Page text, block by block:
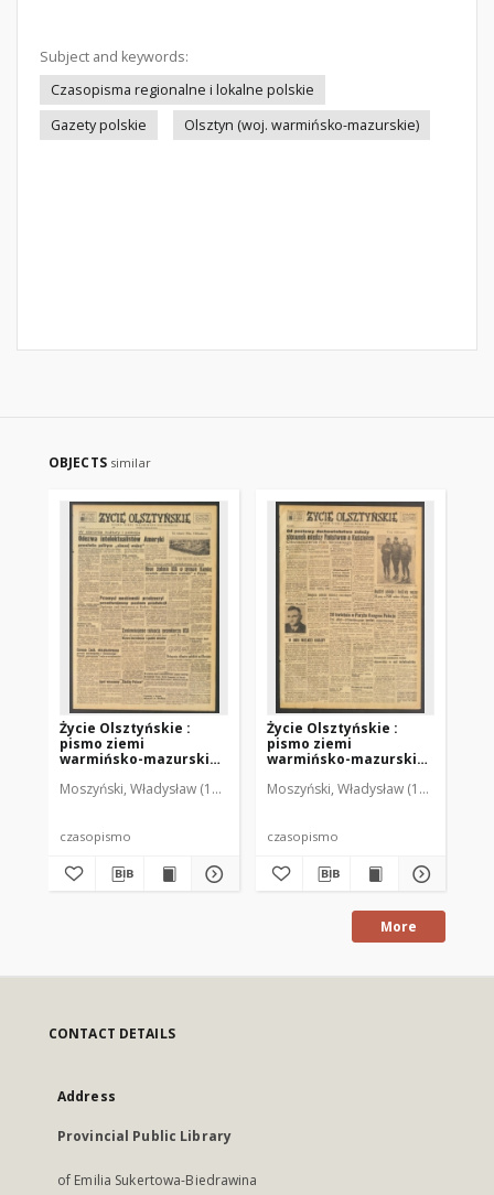
Subject and keywords:
Czasopisma regionalne i lokalne polskie
Gazety polskie
Olsztyn (woj. warmińsko-mazurskie)
OBJECTS similar
Życie Olsztyńskie :
pismo ziemi
warmińsko-mazurskiej,
Moszyński, Władysław (1922-2001). Red. Mroczkowski, Włodzimierz
czasopismo
Życie Olsztyńskie :
pismo ziemi
warmińsko-mazurskiej,
Moszyński, Władysław (1922-2001).
czasopismo
More
CONTACT DETAILS
Address
Provincial Public Library
of Emilia Sukertowa-Biedrawina